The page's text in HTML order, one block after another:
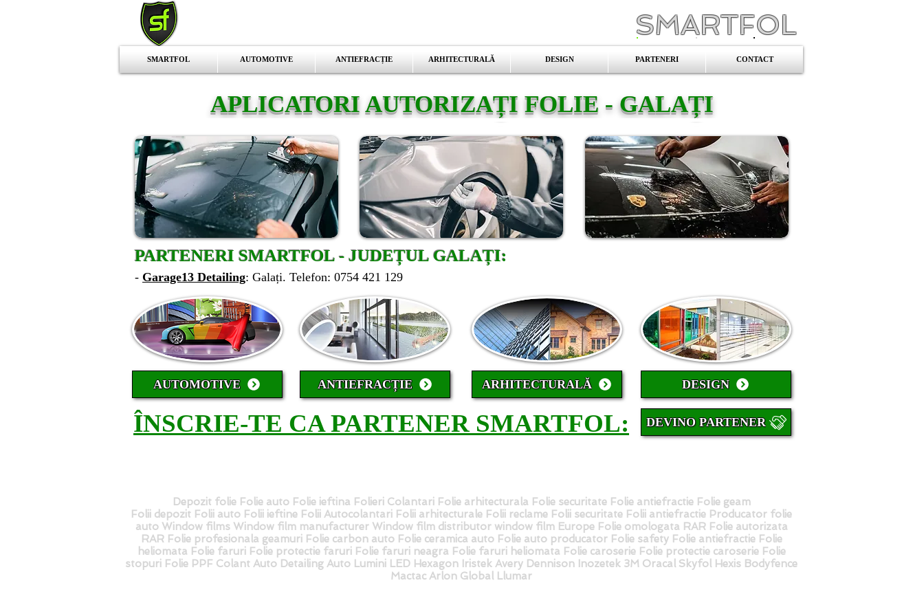
SMARTFOL
SMARTFOL AUTOMOTIVE ANTIEFRACȚIE ARHITECTURALĂ DESIGN PARTENERI CONTACT
APLICATORI AUTORIZAȚI FOLIE - GALAȚI
PARTENERI SMARTFOL - JUDEȚUL GALAȚI:
- Garage13 Detailing: Galați. Telefon: 0754 421 129
AUTOMOTIVE ANTIEFRACȚIE ARHITECTURALĂ DESIGN
ÎNSCRIE-TE CA PARTENER SMARTFOL: DEVINO PARTENER
Depozit folie Folie auto Folie ieftina Folieri Colantari Folie arhitecturala Folie securitate Folie antiefractie Folie geam
Folii depozit Folii auto Folii ieftine Folii Autocolantari Folii arhitecturale Folii reclame Folii securitate Folii antiefractie Producator folie
auto Window films Window film manufacturer Window film distributor window film Europe Folie omologata RAR Folie autorizata
RAR Folie profesionala geamuri Folie carbon auto Folie ceramica auto Folie auto producator Folie safety Folie antiefractie Folie
heliomata Folie faruri Folie protectie faruri Folie faruri neagra Folie faruri heliomata Folie caroserie Folie protectie caroserie Folie
stopuri Folie PPF Colant Auto Detailing Auto Lumini LED Hexagon Iristek Avery Dennison Inozetek 3M Oracal Skyfol Hexis Bodyfence
Mactac Arlon Global Llumar